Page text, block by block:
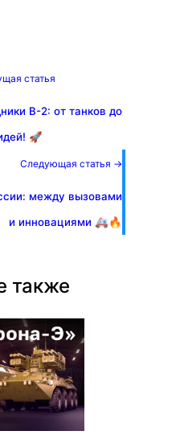
статья
В-2: от танков до
🚀
Следующая статья →
между вызовами
и инновациями 🚑🔥
также